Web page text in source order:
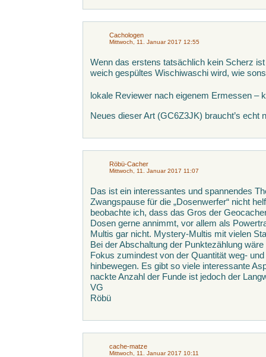
Cachologen
Mittwoch, 11. Januar 2017 12:55
Wenn das erstens tatsächlich kein Scherz
weich gespültes Wischiwaschi wird, wie
lokale Reviewer nach eigenem Ermessen –
Neues dieser Art (GC6Z3JK) braucht’s echt
Röbü-Cacher
Mittwoch, 11. Januar 2017 11:07
Das ist ein interessantes und spannendes
Zwangspause für die „Dosenwerfer“ nicht
beobachte ich, dass das Gros der
Dosen gerne annimmt, vor allem als
Multis gar nicht. Mystery-Multis mit vielen
Bei der Abschaltung der Punktezählung
Fokus zumindest von der Quantität weg-
hinbewegen. Es gibt so viele interessante
nackte Anzahl der Funde ist jedoch der
VG
Röbü
cache-matze
Mittwoch, 11. Januar 2017 10:11